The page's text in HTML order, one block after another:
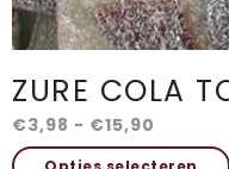
ZURE COLA
€3,98 - €15,90
€3,98